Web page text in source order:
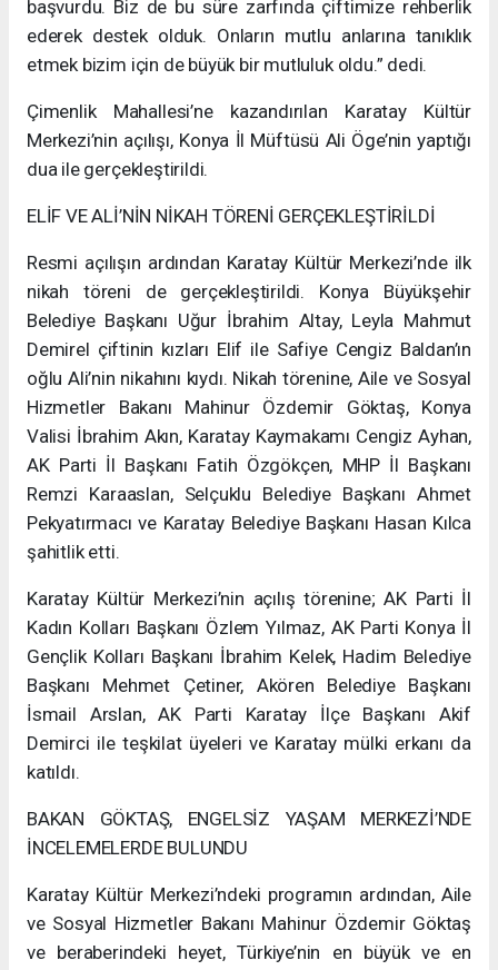
başvurdu. Biz de bu süre zarfında çiftimize rehberlik
ederek destek olduk. Onların mutlu anlarına tanıklık
etmek bizim için de büyük bir mutluluk oldu.” dedi.
Çimenlik Mahallesi’ne kazandırılan Karatay Kültür
Merkezi’nin açılışı, Konya İl Müftüsü Ali Öge’nin yaptığı
dua ile gerçekleştirildi.
ELİF VE ALİ’NİN NİKAH TÖRENİ GERÇEKLEŞTİRİLDİ
Resmi açılışın ardından Karatay Kültür Merkezi’nde ilk
nikah töreni de gerçekleştirildi. Konya Büyükşehir
Belediye Başkanı Uğur İbrahim Altay, Leyla Mahmut
Demirel çiftinin kızları Elif ile Safiye Cengiz Baldan’ın
oğlu Ali’nin nikahını kıydı. Nikah törenine, Aile ve Sosyal
Hizmetler Bakanı Mahinur Özdemir Göktaş, Konya
Valisi İbrahim Akın, Karatay Kaymakamı Cengiz Ayhan,
AK Parti İl Başkanı Fatih Özgökçen, MHP İl Başkanı
Remzi Karaaslan, Selçuklu Belediye Başkanı Ahmet
Pekyatırmacı ve Karatay Belediye Başkanı Hasan Kılca
şahitlik etti.
Karatay Kültür Merkezi’nin açılış törenine; AK Parti İl
Kadın Kolları Başkanı Özlem Yılmaz, AK Parti Konya İl
Gençlik Kolları Başkanı İbrahim Kelek, Hadim Belediye
Başkanı Mehmet Çetiner, Akören Belediye Başkanı
İsmail Arslan, AK Parti Karatay İlçe Başkanı Akif
Demirci ile teşkilat üyeleri ve Karatay mülki erkanı da
katıldı.
BAKAN GÖKTAŞ, ENGELSİZ YAŞAM MERKEZİ’NDE
İNCELEMELERDE BULUNDU
Karatay Kültür Merkezi’ndeki programın ardından, Aile
ve Sosyal Hizmetler Bakanı Mahinur Özdemir Göktaş
ve beraberindeki heyet, Türkiye’nin en büyük ve en